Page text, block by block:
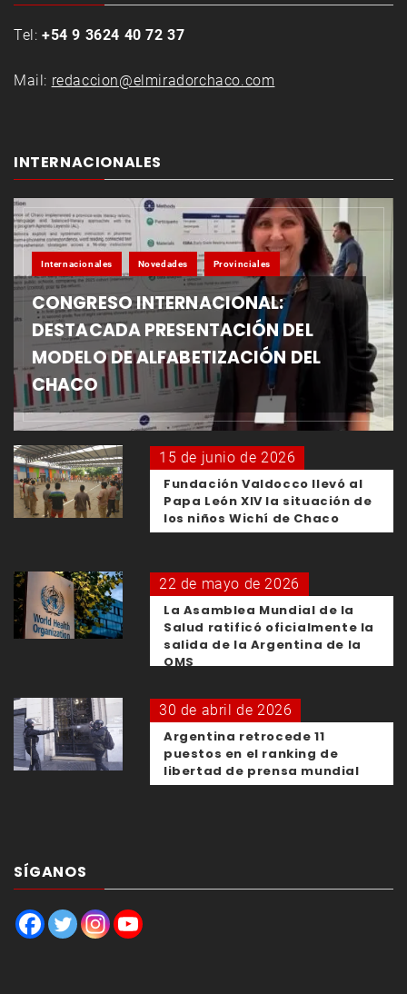
Tel: +54 9 3624 40 72 37
Mail: redaccion@elmiradorchaco.com
INTERNACIONALES
Internacionales Novedades Provinciales
CONGRESO INTERNACIONAL:
DESTACADA PRESENTACIÓN DEL
MODELO DE ALFABETIZACIÓN DEL
CHACO
15 de junio de 2026
Fundación Valdocco llevó al
Papa León XIV la situación de
los niños Wichí de Chaco
22 de mayo de 2026
La Asamblea Mundial de la
Salud ratificó oficialmente la
salida de la Argentina de la
OMS
30 de abril de 2026
Argentina retrocede 11
puestos en el ranking de
libertad de prensa mundial
SÍGANOS